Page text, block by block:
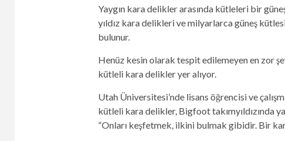
Yaygın kara delikler arasında kütleleri bir
yıldız kara delikleri ve milyarlarca güneş
bulunur.
Henüz kesin olarak tespit edilemeyen en zor
kütleli kara delikler yer alıyor.
Utah Üniversitesi’nde lisans öğrencisi ve
kütleli kara delikler, Bigfoot takımyıldızında
“Onları keşfetmek, ilkini bulmak gibidir. Bir